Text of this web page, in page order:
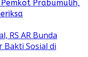
Pemkot Prabumulih,